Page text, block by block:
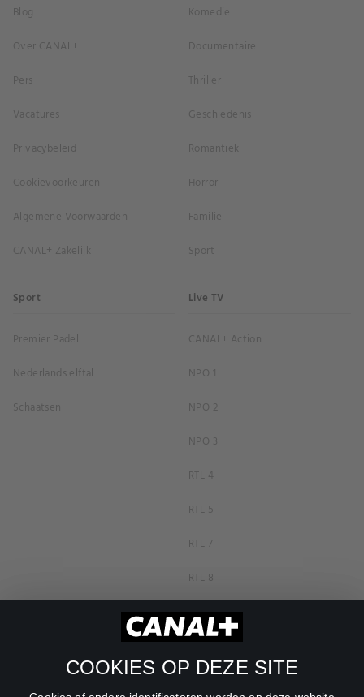
COOKIES OP DEZE SITE
Blog
Over CANAL+
Pers
Vacatures
Privacybeleid
Cookievoorkeuren
Algemene Voorwaarden
CANAL+ Zakelijk
Komedie
Documentaire
Thriller
Geschiedenis
Romantiek
Horror
Familie
Sport
Sport
Premier Padel
Nederlands elftal
Schaatsen
Live TV
CANAL+ Action
NPO 1
NPO 2
NPO 3
RTL 4
RTL 5
RTL 7
RTL 8
RTL Z
SBS6